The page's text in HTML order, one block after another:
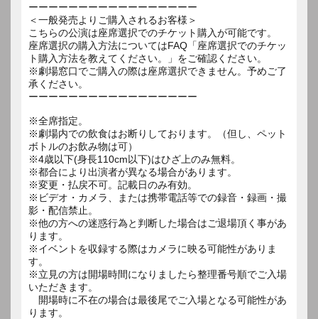
ーーーーーーーーーーーーーーーーー
＜一般発売よりご購入されるお客様＞
こちらの公演は座席選択でのチケット購入が可能です。
座席選択の購入方法についてはFAQ「座席選択でのチケッ
ト購入方法を教えてください。」をご確認ください。
※劇場窓口でご購入の際は座席選択できません。予めご了
承ください。
ーーーーーーーーーーーーーーーーー
※全席指定。
※劇場内での飲食はお断りしております。（但し、ペット
ボトルのお飲み物は可）
※4歳以下(身長110cm以下)はひざ上のみ無料。
※都合により出演者が異なる場合があります。
※変更・払戻不可。記載日のみ有効。
※ビデオ・カメラ、または携帯電話等での録音・録画・撮
影・配信禁止。
※他の方への迷惑行為と判断した場合はご退場頂く事があ
ります。
※イベントを収録する際はカメラに映る可能性がありま
す。
※立見の方は開場時間になりましたら整理番号順でご入場
いただきます。
開場時に不在の場合は最後尾でご入場となる可能性があ
ります。